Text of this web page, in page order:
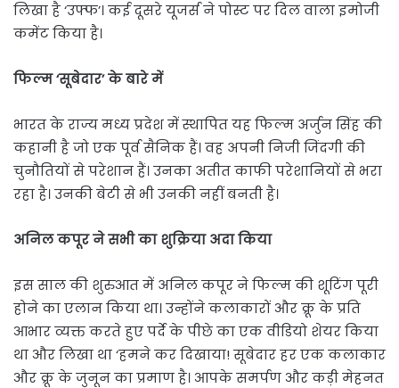
लिखा है ‘उफ्फ’। कई दूसरे यूजर्स ने पोस्ट पर दिल वाला इमोजी
कमेंट किया है।
फिल्म ‘सूबेदार’ के बारे में
भारत के राज्य मध्य प्रदेश में स्थापित यह फिल्म अर्जुन सिंह की
कहानी है जो एक पूर्व सैनिक हैं। वह अपनी निजी जिंदगी की
चुनौतियों से परेशान हैं। उनका अतीत काफी परेशानियों से भरा
रहा है। उनकी बेटी से भी उनकी नहीं बनती है।
अनिल कपूर ने सभी का शुक्रिया अदा किया
इस साल की शुरुआत में अनिल कपूर ने फिल्म की शूटिंग पूरी
होने का एलान किया था। उन्होंने कलाकारों और क्रू के प्रति
आभार व्यक्त करते हुए पर्दे के पीछे का एक वीडियो शेयर किया
था और लिखा था ‘हमने कर दिखाया! सूबेदार हर एक कलाकार
और क्रू के जुनून का प्रमाण है। आपके समर्पण और कड़ी मेहनत